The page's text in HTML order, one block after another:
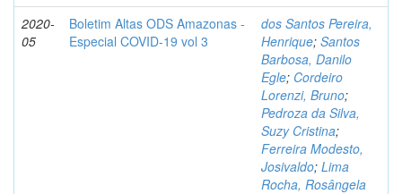
2020-
05
Boletim Altas ODS Amazonas -
Especial COVID-19 vol 3
dos Santos Pereira,
Henrique; Santos
Barbosa, Danilo
Egle; Cordeiro
Lorenzi, Bruno;
Pedroza da Silva,
Suzy Cristina;
Ferreira Modesto,
Josivaldo; Lima
Rocha, Rosângela